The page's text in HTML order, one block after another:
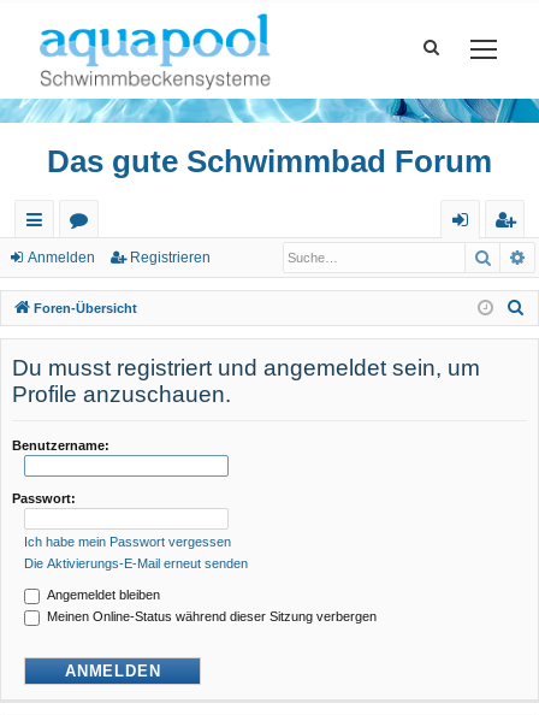
Das gute Schwimmbad Forum
ch
ne
llz
ug
riff
or
en m
el
de
eg
ist
rie
Anmelden Registrieren
Foren-Übersicht
Du musst registriert und angemeldet sein, um
Profile anzuschauen.
Benutzername:
Passwort:
Ich habe mein Passwort vergessen
Die Aktivierungs-E-Mail erneut senden
Angemeldet bleiben
Meinen Online-Status während dieser Sitzung verbergen